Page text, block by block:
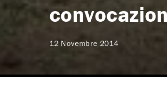
12 Novembre 2014